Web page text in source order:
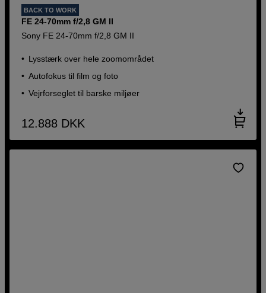
BACK TO WORK
FE 24-70mm f/2,8 GM II
Sony FE 24-70mm f/2,8 GM II
Lysstærk over hele zoomområdet
Autofokus til film og foto
Vejrforseglet til barske miljøer
12.888 DKK